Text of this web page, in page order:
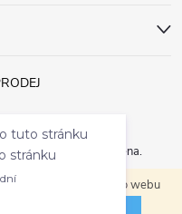
procházením tohoto webu
. Všechna práva vyhrazena.
tuto stránku
stránku